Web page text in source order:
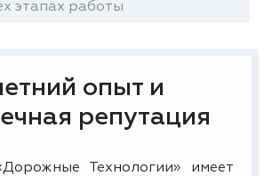
этапах работы
опыт и
репутация
Технологии» имеет